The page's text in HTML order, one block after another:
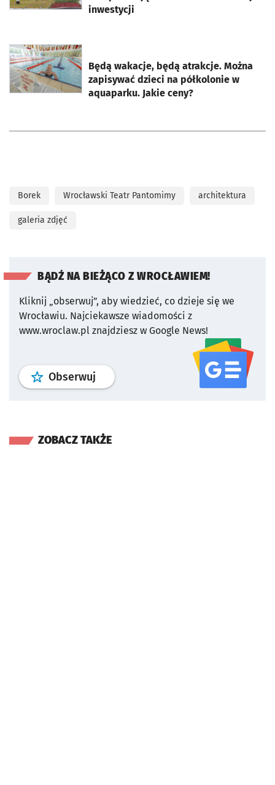
inwestycji
Będą wakacje, będą atrakcje. Można
zapisywać dzieci na półkolonie w
aquaparku. Jakie ceny?
otworzy się w nowej karcie
Borek Wrocławski Teatr Pantomimy architektura
galeria zdjęć
BĄDŹ NA BIEŻĄCO Z WROCŁAWIEM!
Kliknij „obserwuj”, aby wiedzieć, co dzieje się we
Wrocławiu. Najciekawsze wiadomości z
www.wroclaw.pl znajdziesz w Google News!
Obserwuj profil serwisu
ZOBACZ TAKŻE